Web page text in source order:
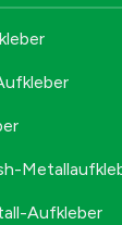
Aufkleber